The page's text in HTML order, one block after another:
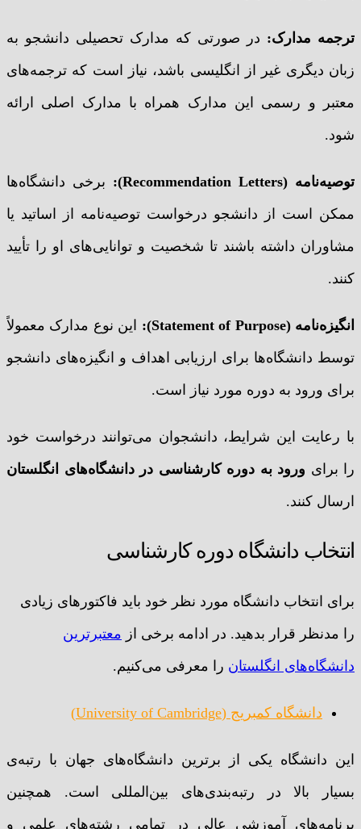
ترجمه مدارک: در صورتی که مدارک تحصیلی دانشجو به
زبان دیگری غیر از انگلیسی باشد، نیاز است که ترجمه‌های
معتبر و رسمی این مدارک همراه با مدارک اصلی ارائه
شود.
توصیه‌نامه (Recommendation Letters):
برخی دانشگاه‌ها
ممکن است از دانشجو درخواست توصیه‌نامه از اساتید یا
مشاوران داشته باشند تا شخصیت و توانایی‌های او را تأیید
کنند.
انگیزه‌نامه (Statement of Purpose):
این نوع مدارک معمولاً
توسط دانشگاه‌ها برای ارزیابی اهداف و انگیزه‌های دانشجو
برای ورود به دوره مورد نیاز است.
با رعایت این شرایط، دانشجوان می‌توانند درخواست خود
را برای ورود به دوره کارشناسی در دانشگاه‌های انگلستان
ارسال کنند.
انتخاب دانشگاه دوره کارشناسی
برای انتخاب دانشگاه مورد نظر خود باید فاکتورهای زیادی
را مدنظر قرار بدهید. در ادامه برخی از معتبرترین
دانشگاه‌های انگلستان را معرفی می‌کنیم.
دانشگاه کمبریج (University of Cambridge)
این دانشگاه یکی از برترین دانشگاه‌های جهان با رتبه‌ی
بسیار بالا در رتبه‌بندی‌های بین‌المللی است. همچنین
برنامه‌های آموزشی عالی در تمامی رشته‌های علمی و